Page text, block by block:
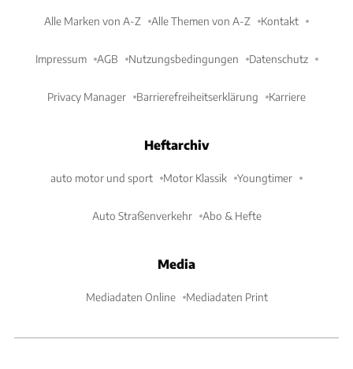
Alle Marken von A-Z Alle Themen von A-Z Kontakt
Impressum AGB Nutzungsbedingungen Datenschutz
Privacy Manager Barrierefreiheitserklärung Karriere
Heftarchiv
auto motor und sport Motor Klassik Youngtimer
Auto Straßenverkehr Abo & Hefte
Media
Mediadaten Online Mediadaten Print